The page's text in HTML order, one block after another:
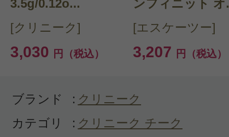
と、ムラになりやすいです。コン
利ですが、容器が少し開けにくいで
3.5g/0.12o...
[クリニーク]
3,030 円（税込）
ンフィニット オ
[エスケーツー]
3,207 円（税込）
ブランド : クリニーク
カテゴリ
: クリニーク チーク